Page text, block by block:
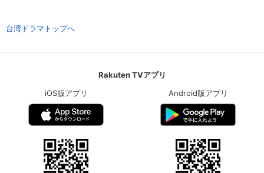
台湾ドラマトップへ
Rakuten TVアプリ
iOS版アプリ
Android版アプリ